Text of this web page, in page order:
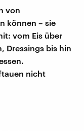
von
können – sie
vom Eis über
Dressings bis hin
nicht